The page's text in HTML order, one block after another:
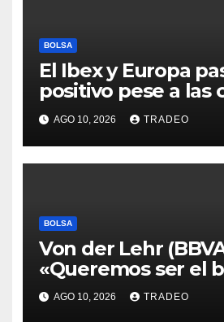
BOLSA
El Ibex y Europa
positivo pese a las
dudas sobre
AGO 10, 2026 TRADEO
BOLSA
Von der Lehr
«Queremos ser el
principal de los
Alemania»
AGO 10, 2026 TRADEO